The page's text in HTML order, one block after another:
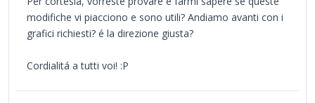
modifiche vi piacciono e sono utili? Andiamo avanti con i
grafici richiesti? é la direzione giusta?
Cordialitá a tutti voi! :P